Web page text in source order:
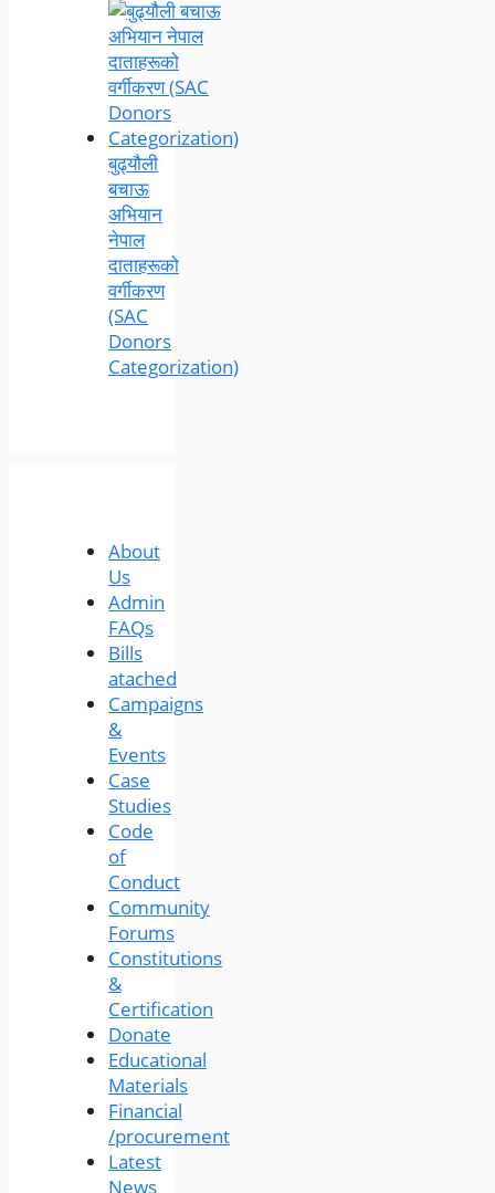
बुढ्यौली
बचाऊ
अभियान
नेपाल
दाताहरूको
वर्गीकरण
(SAC
Donors
Categorization)
About
Us
Admin
FAQs
Bills
atached
Campaigns
&
Events
Case
Studies
Code
of
Conduct
Community
Forums
Constitutions
&
Certification
Donate
Educational
Materials
Financial
/procurement
Latest
News